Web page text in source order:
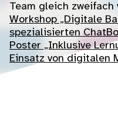
Team gleich
Workshop „Digitale
spezialisierten
Poster „Inklusive
Einsatz von digitalen